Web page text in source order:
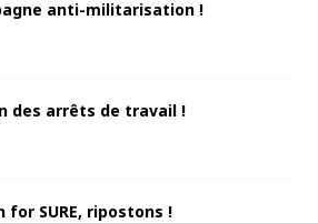
anti-militarisation !
des arrêts de travail !
for SURE, ripostons !